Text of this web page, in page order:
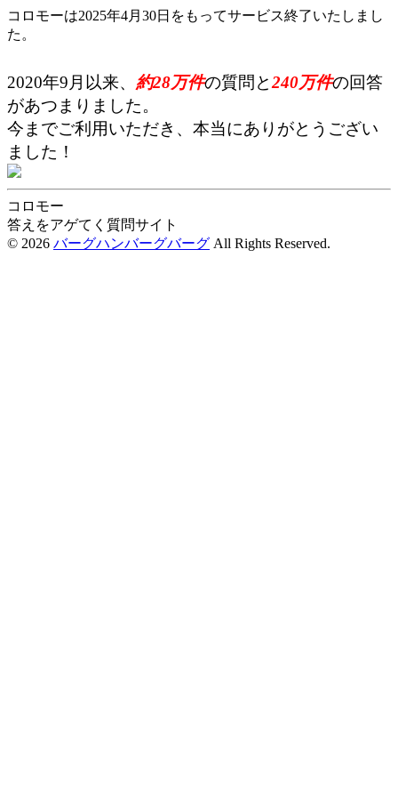
コロモーは2025年4月30日を もってサービス終了いたしまし
た。
2020年9月以来、 約28万件の質問と240万件の回答
があつまりました。
今までご利用いただき、本当にありがとうござい
ました！
コロモー
答えをアゲてく質問サイト
© 2026 バーグハンバーグバーグ All Rights Reserved.